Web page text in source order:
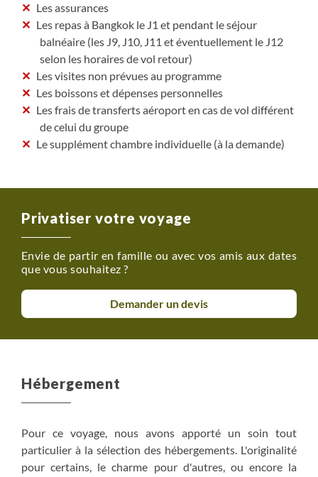
Les assurances
Les repas à Bangkok le J1 et pendant le séjour
balnéaire (les J9, J10, J11 et éventuellement le J12
selon les horaires de vol retour)
Les visites non prévues au programme
Les boissons et dépenses personnelles
Les frais de transferts aéroport en cas de vol différent
de celui du groupe
Le supplément chambre individuelle (à la demande)
Privatiser votre voyage
Envie de partir en famille ou avec vos amis aux dates
que vous souhaitez ?
Demander un devis
Hébergement
Pour ce voyage, nous avons apporté un soin tout
particulier à la sélection des hébergements. L'originalité
pour certains, le charme pour d'autres, ou encore la